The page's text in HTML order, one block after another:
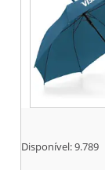
Disponível:9.789